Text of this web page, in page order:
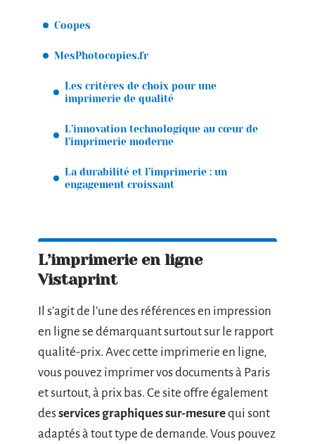
Coopes
MesPhotocopies.fr
Les critères de choix pour une
imprimerie de qualité
L’innovation technologique au cœur de
l’imprimerie moderne
La durabilité et l’imprimerie : un
engagement croissant
L’imprimerie en ligne
Vistaprint
Il s’agit de l’une des références en impression
en ligne se démarquant surtout sur le rapport
qualité-prix. Avec cette imprimerie en ligne,
vous pouvez imprimer vos documents à Paris
et surtout, à prix bas. Ce site offre également
desservices graphiques sur-mesurequi sont
adaptés à tout type de demande. Vous pouvez